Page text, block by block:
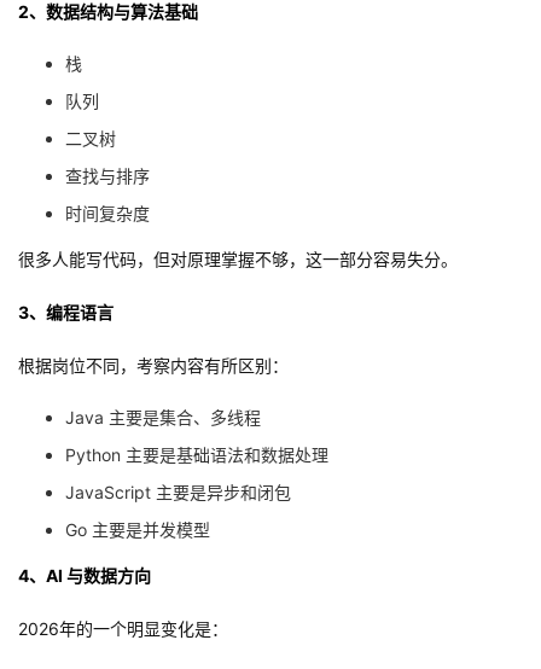
2、数据结构与算法基础
栈
队列
二叉树
查找与排序
时间复杂度
很多人能写代码，但对原理掌握不够，这一部分容易失分。
3、编程语言
根据岗位不同，考察内容有所区别：
Java 主要是集合、多线程
Python 主要是基础语法和数据处理
JavaScript 主要是异步和闭包
Go 主要是并发模型
4、AI 与数据方向
2026年的一个明显变化是：